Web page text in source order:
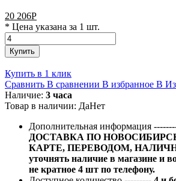
20 206Р
* Цена указана за 1 шт.
Купить
Купить в 1 клик
Сравнить В сравнении В избранное В
Наличие: 3 часа
Товар в наличии: ДаНет
Дополнительная информация
ДОСТАВКА ПО
КАРТЕ, ПЕРЕВОДОМ,
уточнять наличие в магазине и
не кратное 4 шт по телефону.